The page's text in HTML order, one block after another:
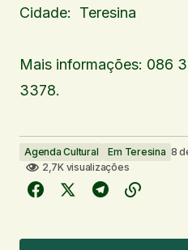
Cidade: Teresina
Mais informações: 086
3378.
Agenda Cultural Em Teresina 8
2,7K visualizações